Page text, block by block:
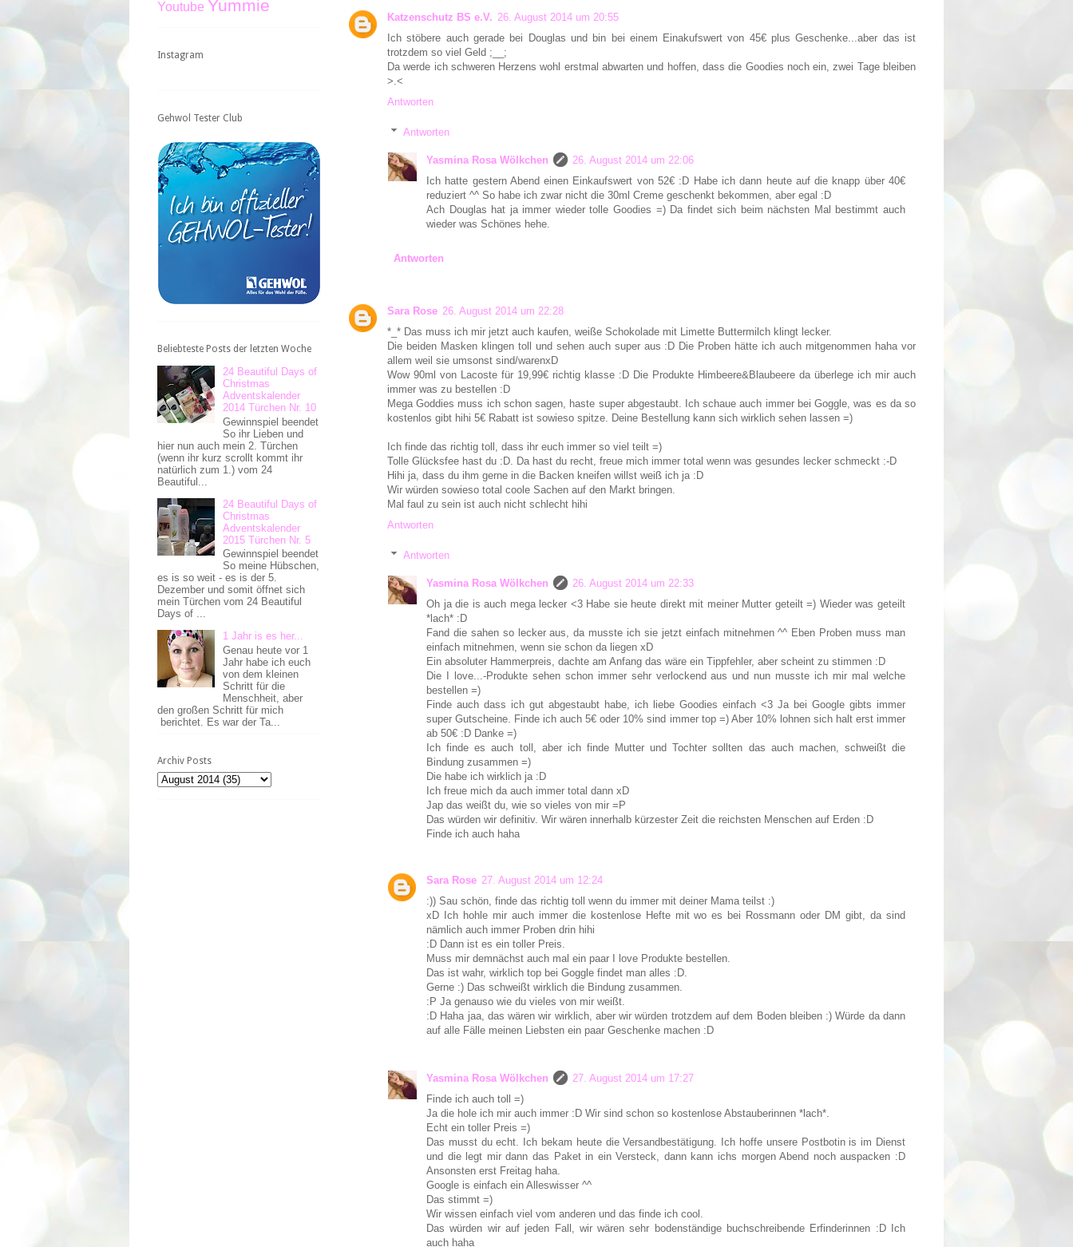
Katzenschutz BS e.V. 26. August 2014 um 20:55
Ich stöbere auch gerade bei Douglas und bin bei einem Einakufswert von 45€ plus Geschenke...aber das ist
trotzdem so viel Geld ;__;
Da werde ich schweren Herzens wohl erstmal abwarten und hoffen, dass die Goodies noch ein, zwei Tage bleiben
>.<
Antworten
Antworten
Yasmina Rosa Wölkchen
26. August 2014 um 22:06
Ich hatte gestern Abend einen Einkaufswert von 52€ :D Habe ich dann heute auf die knapp über 40€
reduziert ^^ So habe ich zwar nicht die 30ml Creme geschenkt bekommen, aber egal :D
Ach Douglas hat ja immer wieder tolle Goodies =) Da findet sich beim nächsten Mal bestimmt auch
wieder was Schönes hehe.
Antworten
Sara Rose 26. August 2014 um 22:28
*_* Das muss ich mir jetzt auch kaufen, weiße Schokolade mit Limette Buttermilch klingt lecker.
Die beiden Masken klingen toll und sehen auch super aus :D Die Proben hätte ich auch mitgenommen haha vor
allem weil sie umsonst sind/warenxD
Wow 90ml von Lacoste für 19,99€ richtig klasse :D Die Produkte Himbeere&Blaubeere da überlege ich mir auch
immer was zu bestellen :D
Mega Goddies muss ich schon sagen, haste super abgestaubt. Ich schaue auch immer bei Goggle, was es da so
kostenlos gibt hihi 5€ Rabatt ist sowieso spitze. Deine Bestellung kann sich wirklich sehen lassen =)
Ich finde das richtig toll, dass ihr euch immer so viel teilt =)
Tolle Glücksfee hast du :D. Da hast du recht, freue mich immer total wenn was gesundes lecker schmeckt :-D
Hihi ja, dass du ihm gerne in die Backen kneifen willst weiß ich ja :D
Wir würden sowieso total coole Sachen auf den Markt bringen.
Mal faul zu sein ist auch nicht schlecht hihi
Antworten
Antworten
Yasmina Rosa Wölkchen
26. August 2014 um 22:33
Oh ja die is auch mega lecker <3 Habe sie heute direkt mit meiner Mutter geteilt =) Wieder was geteilt
*lach* :D
Fand die sahen so lecker aus, da musste ich sie jetzt einfach mitnehmen ^^ Eben Proben muss man
einfach mitnehmen, wenn sie schon da liegen xD
Ein absoluter Hammerpreis, dachte am Anfang das wäre ein Tippfehler, aber scheint zu stimmen :D
Die I love...-Produkte sehen schon immer sehr verlockend aus und nun musste ich mir mal welche
bestellen =)
Finde auch dass ich gut abgestaubt habe, ich liebe Goodies einfach <3 Ja bei Google gibts immer
super Gutscheine. Finde ich auch 5€ oder 10% sind immer top =) Aber 10% lohnen sich halt erst immer
ab 50€ :D Danke =)
Ich finde es auch toll, aber ich finde Mutter und Tochter sollten das auch machen, schweißt die
Bindung zusammen =)
Die habe ich wirklich ja :D
Ich freue mich da auch immer total dann xD
Jap das weißt du, wie so vieles von mir =P
Das würden wir definitiv. Wir wären innerhalb kürzester Zeit die reichsten Menschen auf Erden :D
Finde ich auch haha
Sara Rose 27. August 2014 um 12:24
:)) Sau schön, finde das richtig toll wenn du immer mit deiner Mama teilst :)
xD Ich hohle mir auch immer die kostenlose Hefte mit wo es bei Rossmann oder DM gibt, da sind
nämlich auch immer Proben drin hihi
:D Dann ist es ein toller Preis.
Muss mir demnächst auch mal ein paar I love Produkte bestellen.
Das ist wahr, wirklich top bei Goggle findet man alles :D.
Gerne :) Das schweißt wirklich die Bindung zusammen.
:P Ja genauso wie du vieles von mir weißt.
:D Haha jaa, das wären wir wirklich, aber wir würden trotzdem auf dem Boden bleiben :) Würde da dann
auf alle Fälle meinen Liebsten ein paar Geschenke machen :D
Yasmina Rosa Wölkchen
27. August 2014 um 17:27
Finde ich auch toll =)
Ja die hole ich mir auch immer :D Wir sind schon so kostenlose Abstauberinnen *lach*.
Echt ein toller Preis =)
Das musst du echt. Ich bekam heute die Versandbestätigung. Ich hoffe unsere Postbotin is im Dienst
und die legt mir dann das Paket in ein Versteck, dann kann ichs morgen Abend noch auspacken :D
Ansonsten erst Freitag haha.
Google is einfach ein Alleswisser ^^
Das stimmt =)
Wir wissen einfach viel vom anderen und das finde ich cool.
Das würden wir auf jeden Fall, wir wären sehr bodenständige buchschreibende Erfinderinnen :D Ich
auch haha
Youtube Yummie
Instagram
Gehwol Tester Club
Beliebteste Posts der letzten Woche
24 Beautiful Days of
Christmas
Adventskalender
2014 Türchen Nr. 10
Gewinnspiel beendet
So ihr Lieben und
hier nun auch mein 2. Türchen
(wenn ihr kurz scrollt kommt ihr
natürlich zum 1.) vom 24
Beautiful...
24 Beautiful Days of
Christmas
Adventskalender
2015 Türchen Nr. 5
Gewinnspiel beendet
So meine Hübschen,
es is so weit - es is der 5.
Dezember und somit öffnet sich
mein Türchen vom 24 Beautiful
Days of ...
1 Jahr is es her...
Genau heute vor 1
Jahr habe ich euch
von dem kleinen
Schritt für die
Menschheit, aber
den großen Schritt für mich
berichtet. Es war der Ta...
Archiv Posts